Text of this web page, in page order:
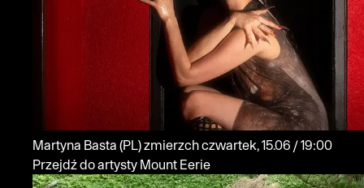
Martyna Basta (PL)zmierzch
czwartek, 15.06 / 19:00
Przejdź do artysty Mount Eerie